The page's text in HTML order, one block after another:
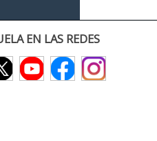
EN LAS REDES